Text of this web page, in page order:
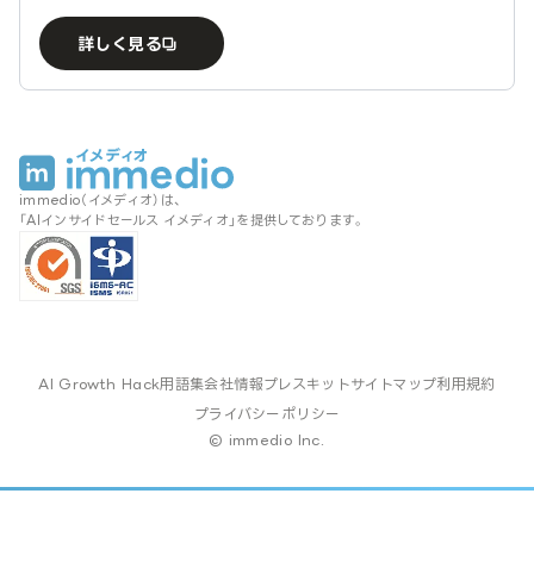
詳しく見る
immedio（イメディオ）は、
「AIインサイドセールス イメディオ」を提供しております。
AI Growth Hack用語集会社情報プレスキットサイトマップ利用規約
プライバシーポリシー
© immedio Inc.